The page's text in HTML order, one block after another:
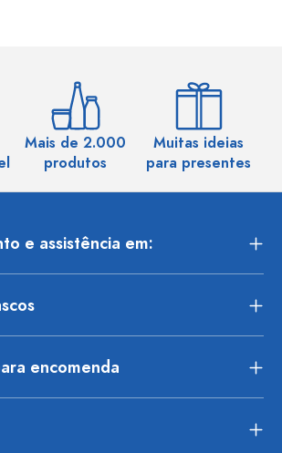
Mais de 2.000
produtos
Muitas ideias
para presentes
e assistência em:
encomenda